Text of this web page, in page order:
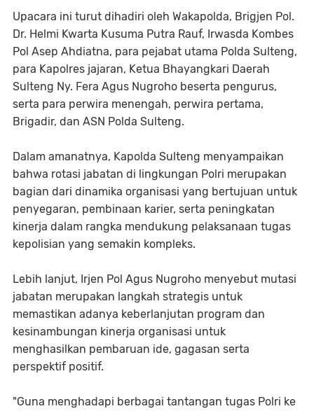
Upacara ini turut dihadiri oleh Wakapolda, Brigjen Pol.
Dr. Helmi Kwarta Kusuma Putra Rauf, Irwasda Kombes
Pol Asep Ahdiatna, para pejabat utama Polda Sulteng,
para Kapolres jajaran, Ketua Bhayangkari Daerah
Sulteng Ny. Fera Agus Nugroho beserta pengurus,
serta para perwira menengah, perwira pertama,
Brigadir, dan ASN Polda Sulteng.
Dalam amanatnya, Kapolda Sulteng menyampaikan
bahwa rotasi jabatan di lingkungan Polri merupakan
bagian dari dinamika organisasi yang bertujuan untuk
penyegaran, pembinaan karier, serta peningkatan
kinerja dalam rangka mendukung pelaksanaan tugas
kepolisian yang semakin kompleks.
Lebih lanjut, Irjen Pol Agus Nugroho menyebut mutasi
jabatan merupakan langkah strategis untuk
memastikan adanya keberlanjutan program dan
kesinambungan kinerja organisasi untuk
menghasilkan pembaruan ide, gagasan serta
perspektif positif.
"Guna menghadapi berbagai tantangan tugas Polri ke